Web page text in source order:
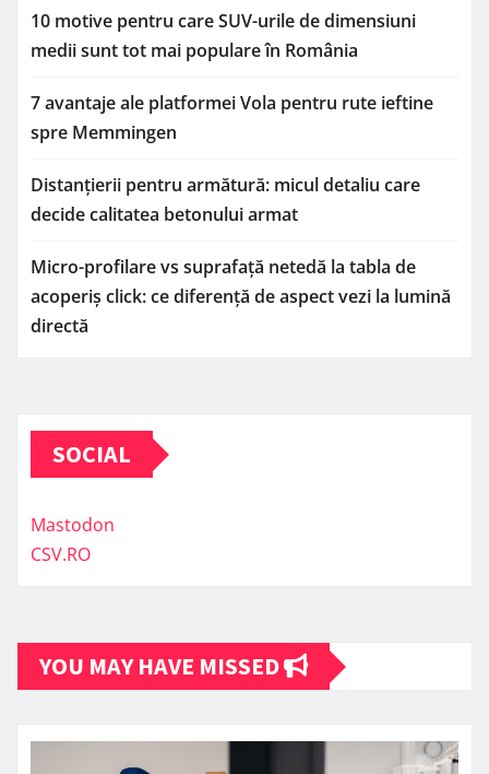
10 motive pentru care SUV-urile de dimensiuni
medii sunt tot mai populare în România
7 avantaje ale platformei Vola pentru rute ieftine
spre Memmingen
Distanțierii pentru armătură: micul detaliu care
decide calitatea betonului armat
Micro-profilare vs suprafață netedă la tabla de
acoperiș click: ce diferență de aspect vezi la lumină
directă
SOCIAL
Mastodon
CSV.RO
YOU MAY HAVE MISSED